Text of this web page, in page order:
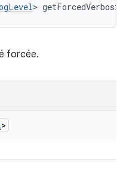
>
forcée.
>